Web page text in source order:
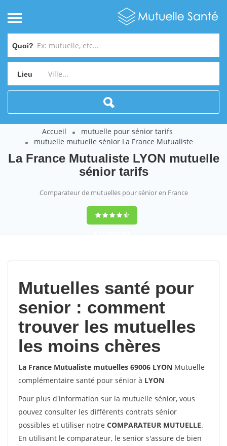
Quoi?
Lieu
Accueil
mutuelle pour sénior tarifs
mutuelle mutuelle sénior La France Mutualiste
La France Mutualiste LYON mutuelle
sénior tarifs
Comparateur de mutuelles pour sénior en France
9,2(100%)452
Mutuelles santé pour
senior : comment
trouver les mutuelles
les moins chères
La France Mutualiste mutuelles 69006 LYON Mutuelle
complémentaire santé pour sénior à LYON
Pour plus d'information sur la mutuelle sénior, vous
pouvez consulter les différents contrats sénior
possibles et utiliser notre COMPARATEUR MUTUELLE.
En utilisant le comparateur, le senior s'assure de bien